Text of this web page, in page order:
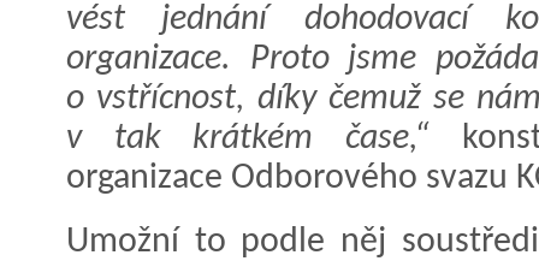
vést jednání dohodovací
organizace. Proto jsme
o vstřícnost, díky čemuž se
v tak krátkém čase,“
organizace Odborového svazu
Umožní to podle něj